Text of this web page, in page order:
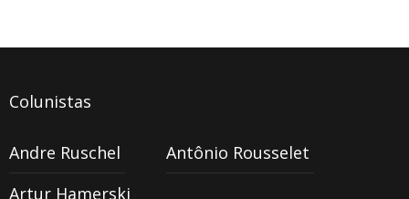
Colunistas
Andre Ruschel
Antônio Rousselet
Artur Hamerski